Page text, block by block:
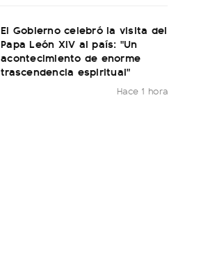
El Gobierno celebró la visita del
Papa León XIV al país: "Un
acontecimiento de enorme
trascendencia espiritual"
Hace 1 hora